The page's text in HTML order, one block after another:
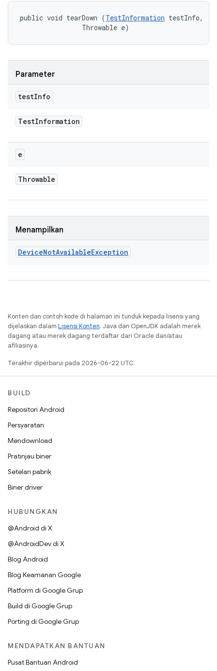
public void tearDown (TestInformation testInfo,
                Throwable e)
Parameter
testInfo
TestInformation
e
Throwable
Menampilkan
DeviceNotAvailableException
Konten dan contoh kode di halaman ini tunduk kepada lisensi yang
dijelaskan dalam Lisensi Konten. Java dan OpenJDK adalah merek
dagang atau merek dagang terdaftar dari Oracle dan/atau
afiliasinya.
Terakhir diperbarui pada 2026-06-22 UTC.
BUILD
Repositori Android
Persyaratan
Mendownload
Pratinjau biner
Setelan pabrik
Biner driver
HUBUNGKAN
@Android di X
@AndroidDev di X
Blog Android
Blog Keamanan Google
Platform di Google Grup
Build di Google Grup
Porting di Google Grup
MENDAPATKAN BANTUAN
Pusat Bantuan Android